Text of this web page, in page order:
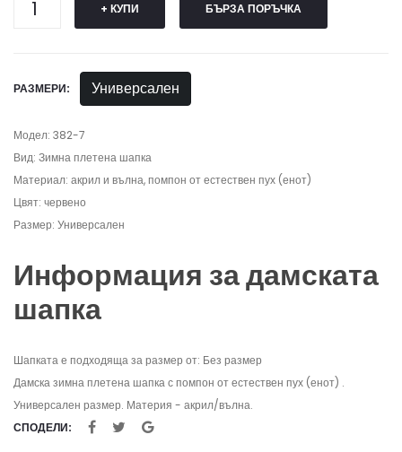
+ КУПИ БЪРЗА ПОРЪЧКА
РАЗМЕРИ: Универсален
Модел: 382-7
Вид: Зимна плетена шапка
Материал: акрил и вълна, помпон от естествен пух (енот)
Цвят: червено
Размер: Универсален
Информация за дамската
шапка
Шапката е подходяща за размер от: Без размер
Дамска зимна плетена шапка с помпон от естествен пух (енот) .
Универсален размер. Материя - акрил/вълна.
СПОДЕЛИ: